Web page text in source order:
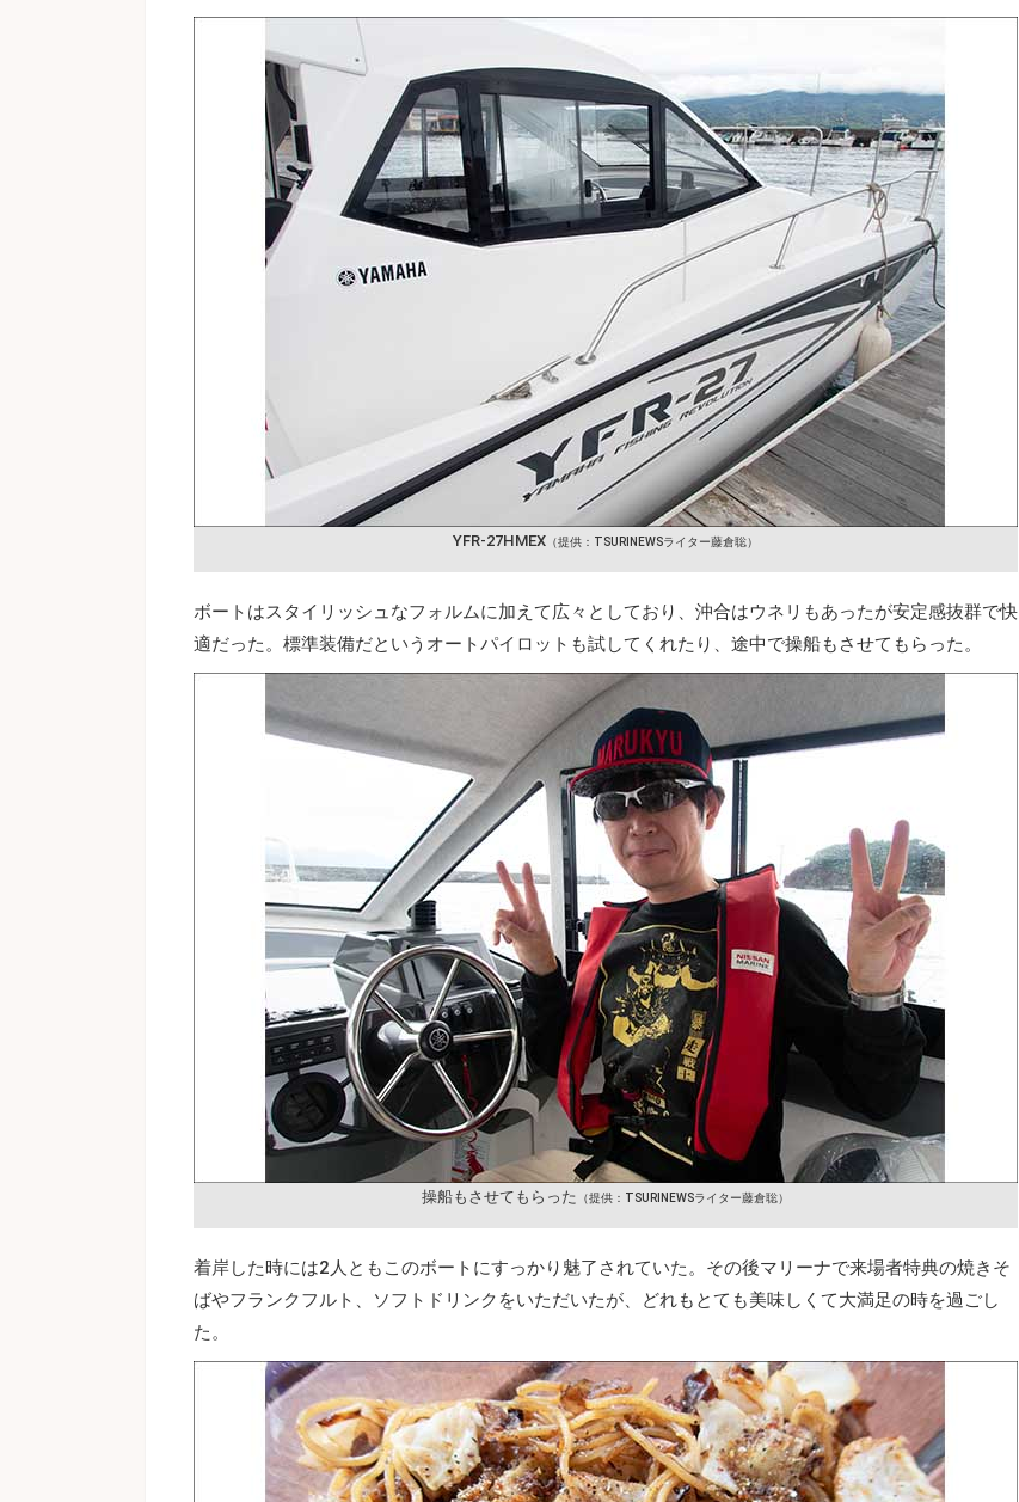
YFR-27HMEX （提供：TSURINEWSライター藤倉聡）
ボートはスタイリッシュなフォルムに加えて広々としており、沖合はウネリもあったが安定感抜群で快
適だった。標準装備だというオートパイロットも試してくれたり、途中で操船もさせてもらった。
操船もさせてもらった （提供：TSURINEWSライター藤倉聡）
着岸した時には2人ともこのボートにすっかり魅了されていた。その後マリーナで来場者特典の焼きそ
ばやフランクフルト、ソフトドリンクをいただいたが、どれもとても美味しくて大満足の時を過ごし
た。